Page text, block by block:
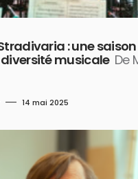
: une
musicale De
14 mai 2025